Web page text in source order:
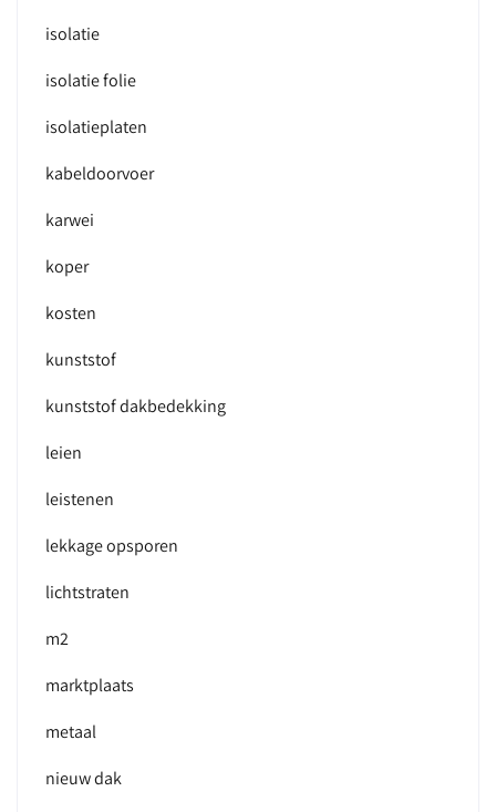
isolatie
isolatie folie
isolatieplaten
kabeldoorvoer
karwei
koper
kosten
kunststof
kunststof dakbedekking
leien
leistenen
lekkage opsporen
lichtstraten
m2
marktplaats
metaal
nieuw dak